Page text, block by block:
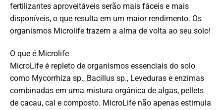
fertilizantes aproveitáveis serão mais fáceis e mais
disponíveis, o que resulta em um maior rendimento. Os
organismos Microlife trazem a alma de volta ao seu solo!
O que é Microlife
MicroLife é repleto de organismos essenciais do solo
como Mycorrhiza sp., Bacillus sp., Leveduras e enzimas
combinadas em uma mistura orgânica de algas, pellets
de cacau, cal e composto. MicroLife não apenas estimula